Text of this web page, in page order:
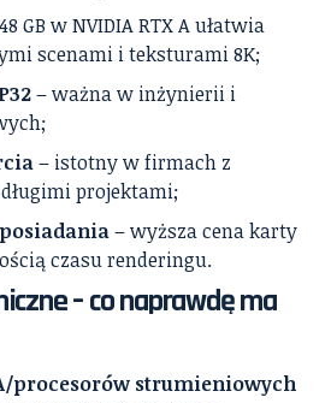
GB w NVIDIA RTX A ułatwia
scenami i teksturami 8K;
– ważna w inżynierii i
– istotny w firmach z
projektami;
– wyższa cena karty
czasu renderingu.
– co naprawdę ma
procesorów strumieniowych